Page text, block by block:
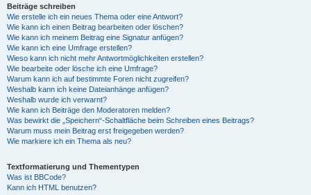
Beiträge schreiben
Wie erstelle ich ein neues Thema oder eine Antwort?
Wie kann ich einen Beitrag bearbeiten oder löschen?
Wie kann ich meinem Beitrag eine Signatur anfügen?
Wie kann ich eine Umfrage erstellen?
Wieso kann ich nicht mehr Antwortmöglichkeiten erstellen?
Wie bearbeite oder lösche ich eine Umfrage?
Warum kann ich auf bestimmte Foren nicht zugreifen?
Weshalb kann ich keine Dateianhänge anfügen?
Weshalb wurde ich verwarnt?
Wie kann ich Beiträge den Moderatoren melden?
Was bewirkt die „Speichern“-Schaltfläche beim Schreiben eines Beitrags?
Warum muss mein Beitrag erst freigegeben werden?
Wie markiere ich ein Thema als neu?
Textformatierung und Thementypen
Was ist BBCode?
Kann ich HTML benutzen?